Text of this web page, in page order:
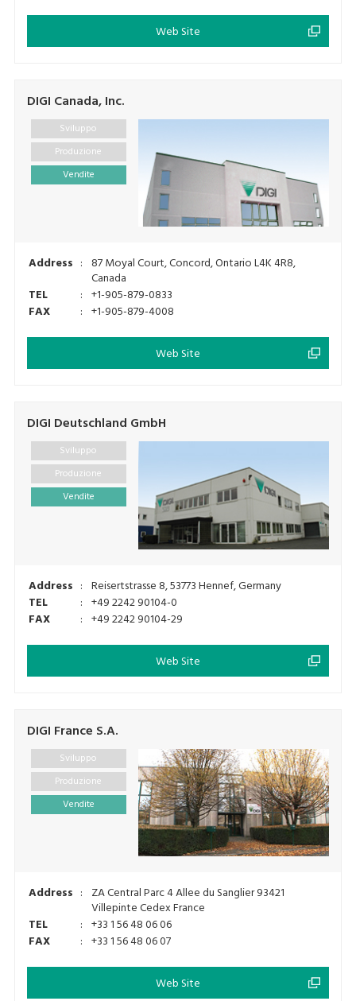
Web Site
DIGI Canada, Inc.
Sviluppo
Produzione
Vendite
Address : 87 Moyal Court, Concord, Ontario L4K 4R8,
Canada
TEL
: +1-905-879-0833
FAX
: +1-905-879-4008
Web Site
DIGI Deutschland GmbH
Sviluppo
Produzione
Vendite
Address : Reisertstrasse 8, 53773 Hennef, Germany
TEL
: +49 2242 90104-0
FAX
: +49 2242 90104-29
Web Site
DIGI France S.A.
Sviluppo
Produzione
Vendite
Address : ZA Central Parc 4 Allee du Sanglier 93421
Villepinte Cedex France
TEL
: +33 1 56 48 06 06
FAX
: +33 1 56 48 06 07
Web Site